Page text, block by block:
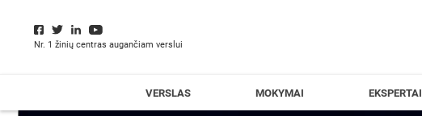
Nr. 1 žinių centras augančiam verslui
VERSLAS MOKYMAI EKSPERTAI